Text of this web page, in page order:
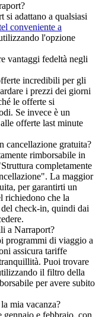
adattano a qualsiasi
conveniente a
l'opzione
vantaggi fedeltà negli
incredibili per gli
i prezzi dei giorni
le offerte si
Se invece è un
offerte last minute
cancellazione gratuita?
rimborsabile in
completamente
La maggior
per garantirti un
richiedono che la
check-in, quindi dai
a Narraport?
programmi di viaggio a
assicura tariffe
Puoi trovare
il filtro della
per avere subito
mia vacanza?